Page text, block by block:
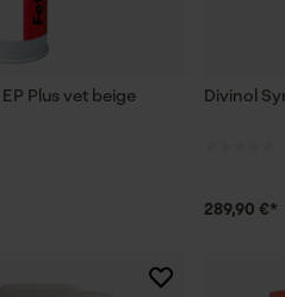
Plus vet beige Divinol
289,90 €*